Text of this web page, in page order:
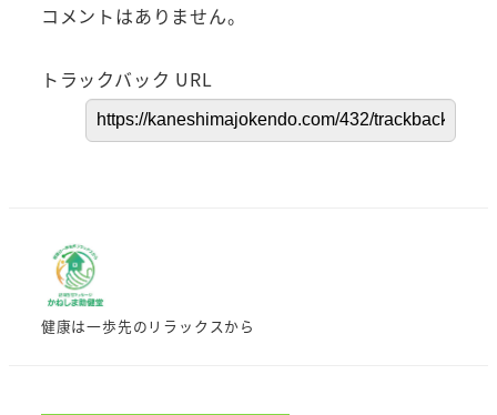
コメントはありません。
トラックバック URL
健康は一歩先のリラックスから